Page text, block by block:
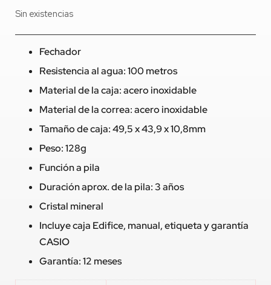
Sin existencias
Fechador
Resistencia al agua: 100 metros
Material de la caja: acero inoxidable
Material de la correa: acero inoxidable
Tamaño de caja: 49,5 x 43,9 x 10,8mm
Peso: 128g
Función a pila
Duración aprox. de la pila: 3 años
Cristal mineral
Incluye caja Edifice, manual, etiqueta y garantía
CASIO
Garantía: 12 meses